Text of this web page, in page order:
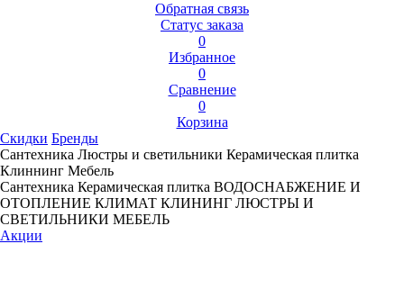
Обратная связь
Статус заказа
0
Избранное
0
Сравнение
0
Корзина
Скидки Бренды
Сантехника Люстры и светильники Керамическая плитка
Клиннинг Мебель
Сантехника Керамическая плитка ВОДОСНАБЖЕНИЕ И
ОТОПЛЕНИЕ КЛИМАТ КЛИНИНГ ЛЮСТРЫ И
СВЕТИЛЬНИКИ МЕБЕЛЬ
Акции